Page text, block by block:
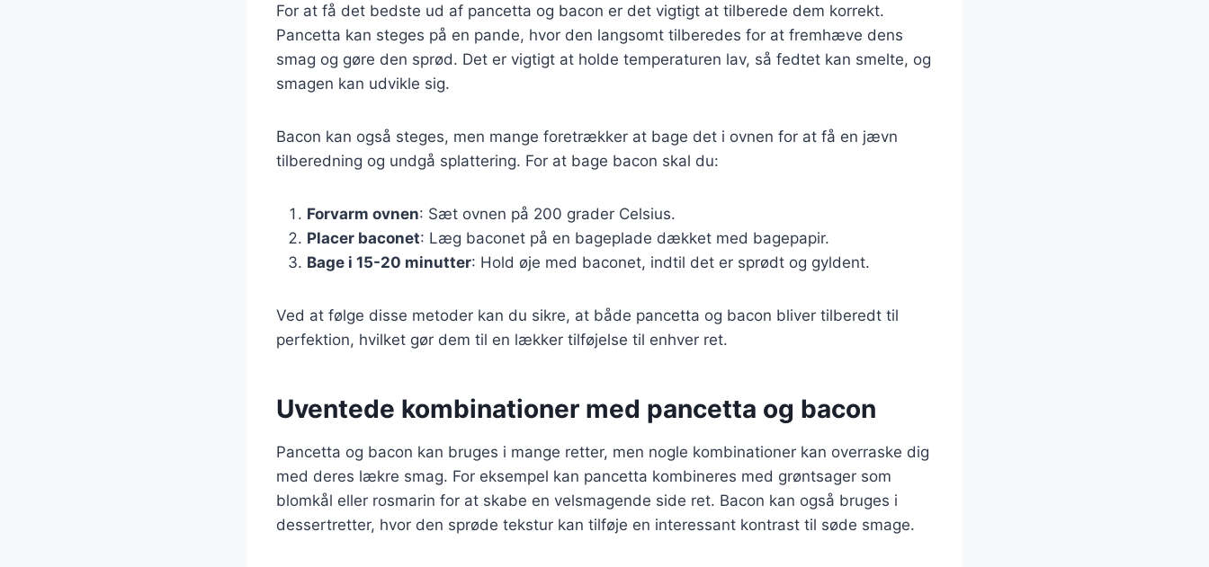
For at få det bedste ud af pancetta og bacon er det vigtigt at tilberede dem korrekt.
Pancetta kan steges på en pande, hvor den langsomt tilberedes for at fremhæve dens
smag og gøre den sprød. Det er vigtigt at holde temperaturen lav, så fedtet kan smelte, og
smagen kan udvikle sig.
Bacon kan også steges, men mange foretrækker at bage det i ovnen for at få en jævn
tilberedning og undgå splattering. For at bage bacon skal du:
Forvarm ovnen: Sæt ovnen på 200 grader Celsius.
Placer baconet: Læg baconet på en bageplade dækket med bagepapir.
Bage i 15-20 minutter: Hold øje med baconet, indtil det er sprødt og gyldent.
Ved at følge disse metoder kan du sikre, at både pancetta og bacon bliver tilberedt til
perfektion, hvilket gør dem til en lækker tilføjelse til enhver ret.
Uventede kombinationer med pancetta og bacon
Pancetta og bacon kan bruges i mange retter, men nogle kombinationer kan overraske dig
med deres lækre smag. For eksempel kan pancetta kombineres med grøntsager som
blomkål eller rosmarin for at skabe en velsmagende side ret. Bacon kan også bruges i
dessertretter, hvor den sprøde tekstur kan tilføje en interessant kontrast til søde smage.